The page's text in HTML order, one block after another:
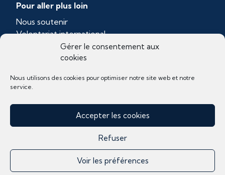
Gérer le consentement aux
cookies
Nous utilisons des cookies pour optimiser notre site web et notre
service.
Accepter les cookies
Refuser
Voir les préférences
Pour aller plus loin
Nous soutenir
Volontariat international
Province dominicaine de Toulouse
Ordo Prædicatorum